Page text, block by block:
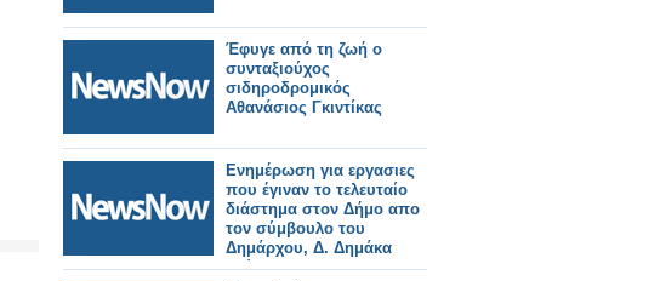
Έφυγε από τη ζωή ο
συνταξιούχος
σιδηροδρομικός
Αθανάσιος Γκιντίκας
Ενημέρωση για εργασιες
που έγιναν το τελευταίο
διάστημα στον Δήμο απο
τον σύμβουλο του
Δημάρχου, Δ. Δημάκα
(φώτο)